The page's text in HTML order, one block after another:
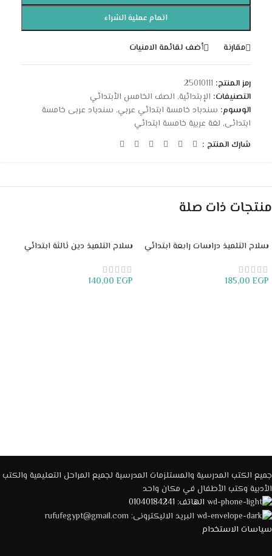
اتمام عملية الشراء
مقارنة أضف لقائمة الامنيات
رمز المنتج: 25010111
التصنيفات: الإبتدائية, الصف الخامس الأبتدائي
الوسوم: سندباد خامسة ابتدائي عربي, سندباد عربى خامسة
ابتدائى, لغة عربية خامسة ابتدائي
شارك المنتج :
منتجات ذات صلة
سلاح التلميذ دراسات رابعة ابتدائي
185,00 EGP
سلاح التلميذ دين ثالثة ابتدائي
140,00 EGP
جميع الكتب المدرسية والمستلزمات المدرسية لجميع المراحل التعليمية والكتب
الأدبية وكتب الأطفال في مكان واحد
الهاتف: 01040184241
البريد الاليكترونى: rufufegypt@gmail.com
سياسات الاستخدام